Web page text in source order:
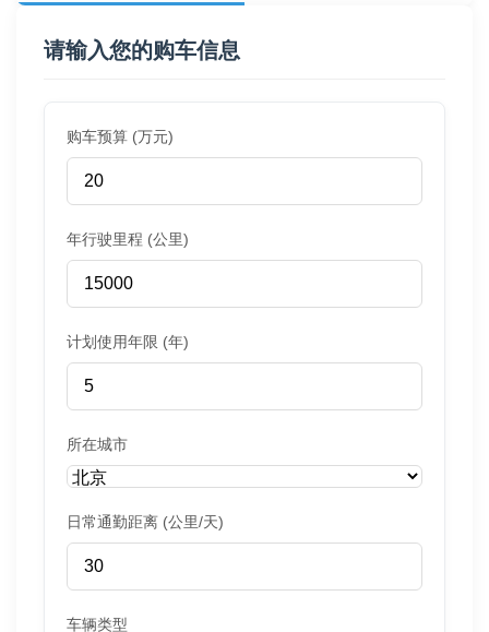
请输入您的购车信息
购车预算 (万元)
年行驶里程 (公里)
计划使用年限 (年)
所在城市
日常通勤距离 (公里/天)
车辆类型